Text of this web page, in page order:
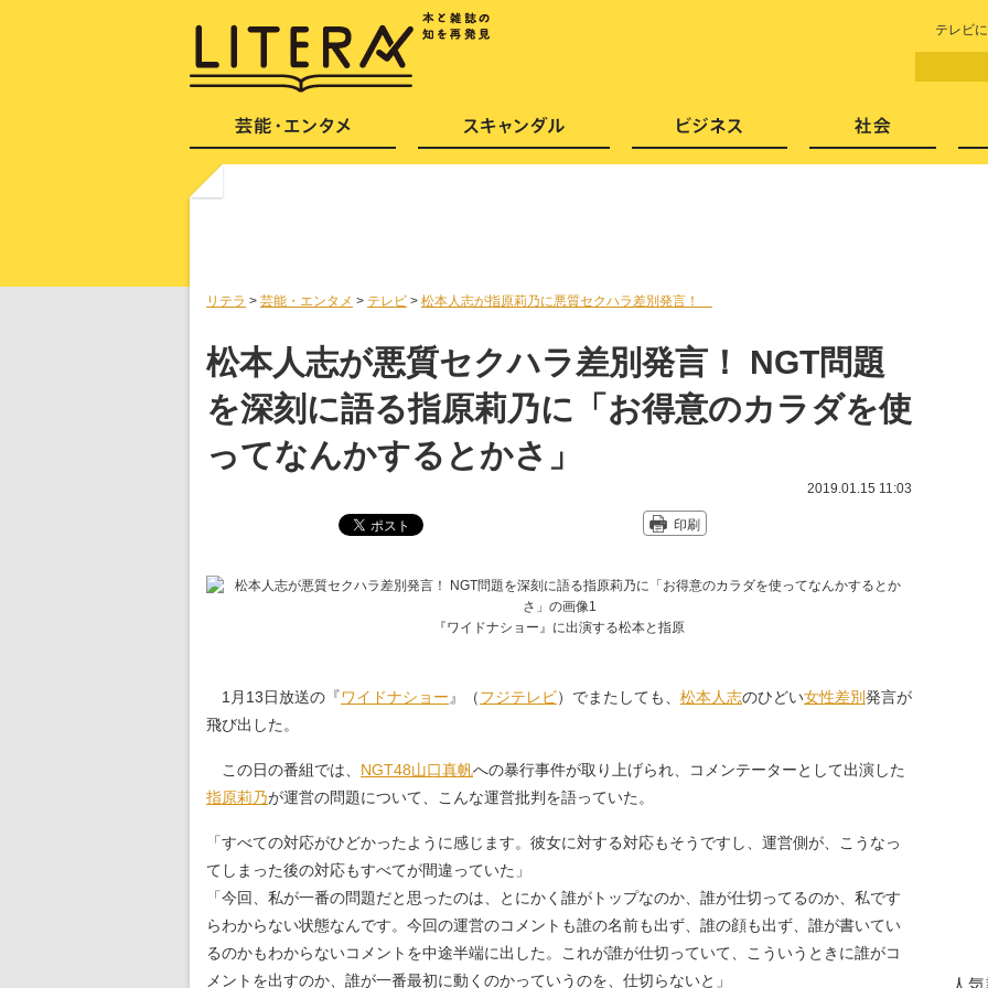
テレビ
リテラ > 芸能・エンタメ > テレビ > 松本人志が指原莉乃に悪質セクハラ差別発言！
松本人志が悪質セクハラ差別発言！ NGT問題
を深刻に語る指原莉乃に「お得意のカラダを使
ってなんかするとかさ」
2019.01.15 11:03
印刷
『ワイドナショー』に出演する松本と指原
1月13日放送の『ワイドナショー 』（フジテレビ）でまたしても、 松本人志のひどい女性差別発言が
飛び出した。
この日の番組では、 NGT48山口真帆への暴行事件が取り上げられ、コメンテーターとして出演した
指原莉乃が運営の問題について、こんな運営批判を語っていた。
「すべての対応がひどかったように感じます。彼女に対する対応もそうですし、運営側が、こうなっ
てしまった後の対応もすべてが間違っていた」
「今回、私が一番の問題だと思ったのは、とにかく誰がトップなのか、誰が仕切ってるのか、私です
らわからない状態なんです。今回の運営のコメントも誰の名前も出ず、誰の顔も出ず、誰が書いてい
るのかもわからないコメントを中途半端に出した。これが誰が仕切っていて、こういうときに誰がコ
メントを出すのか、誰が一番最初に動くのかっていうのを、仕切らないと」
芸能・エンタメ スキャンダル